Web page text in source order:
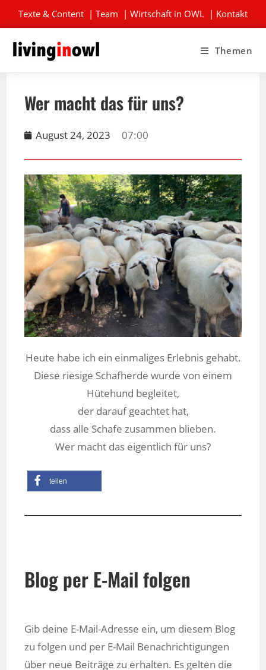
Texte & Content | Team | Wirtschaft in OWL | Kontakt
Themen
Wer macht das für uns?
August 24, 2023 07:00
Heute habe ich ein einmaliges Erlebnis gehabt.
Diese riesige Schafherde wurde von einem
Hütehund begleitet,
der darauf geachtet hat,
dass alle Schafe zusammen blieben.
Wer macht das eigentlich für uns?
teilen
Blog per E-Mail folgen
Gib deine E-Mail-Adresse ein, um diesem Blog
zu folgen und per E-Mail Benachrichtigungen
über neue Beiträge zu erhalten. Es gelten die